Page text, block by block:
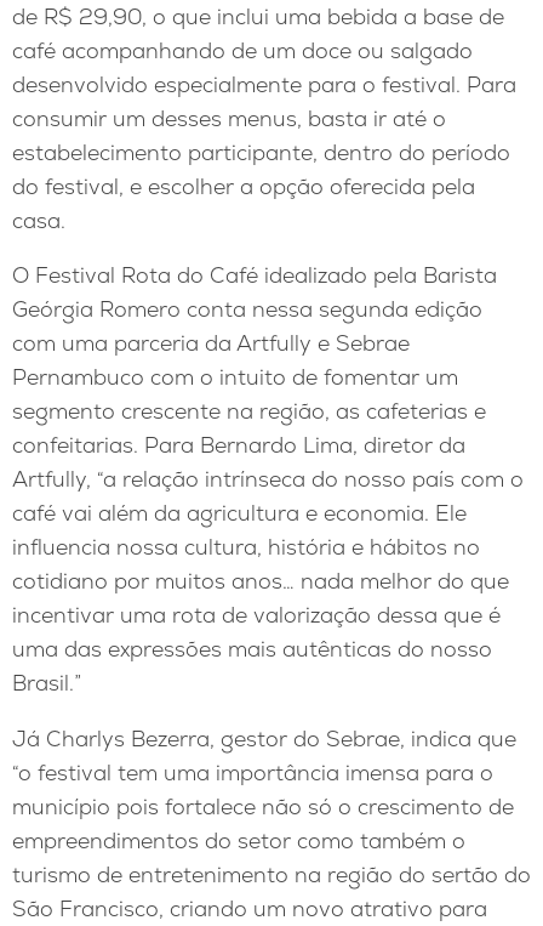
de R$ 29,90, o que inclui uma bebida a base de
café acompanhando de um doce ou salgado
desenvolvido especialmente para o festival. Para
consumir um desses menus, basta ir até o
estabelecimento participante, dentro do período
do festival, e escolher a opção oferecida pela
casa.
O Festival Rota do Café idealizado pela Barista
Geórgia Romero conta nessa segunda edição
com uma parceria da Artfully e Sebrae
Pernambuco com o intuito de fomentar um
segmento crescente na região, as cafeterias e
confeitarias. Para Bernardo Lima, diretor da
Artfully, “a relação intrínseca do nosso país com o
café vai além da agricultura e economia. Ele
influencia nossa cultura, história e hábitos no
cotidiano por muitos anos… nada melhor do que
incentivar uma rota de valorização dessa que é
uma das expressões mais autênticas do nosso
Brasil.”
Já Charlys Bezerra, gestor do Sebrae, indica que
“o festival tem uma importância imensa para o
município pois fortalece não só o crescimento de
empreendimentos do setor como também o
turismo de entretenimento na região do sertão do
São Francisco, criando um novo atrativo para